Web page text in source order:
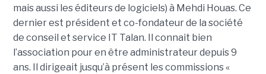
mais aussi les éditeurs de logiciels) à Mehdi Houas. Ce
dernier est président et co-fondateur de la société
de conseil et service IT Talan. Il connait bien
l’association pour en être administrateur depuis 9
ans. Il dirigeait jusqu’à présent les commissions «